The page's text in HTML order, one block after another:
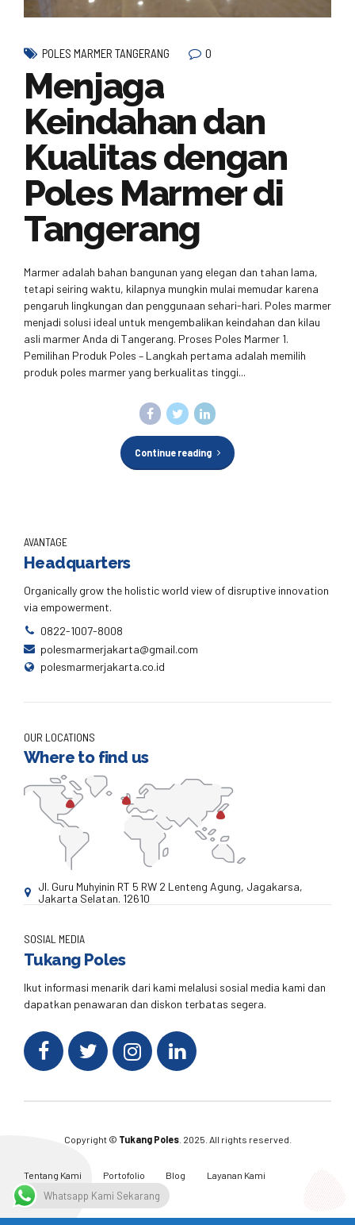
POLES MARMER TANGERANG 0
Menjaga
Keindahan dan
Kualitas dengan
Poles Marmer di
Tangerang
Marmer adalah bahan bangunan yang elegan dan tahan lama,
tetapi seiring waktu, kilapnya mungkin mulai memudar karena
pengaruh lingkungan dan penggunaan sehari-hari. Poles marmer
menjadi solusi ideal untuk mengembalikan keindahan dan kilau
asli marmer Anda di Tangerang. Proses Poles Marmer 1.
Pemilihan Produk Poles – Langkah pertama adalah memilih
produk poles marmer yang berkualitas tinggi...
Continue reading
AVANTAGE
Headquarters
Organically grow the holistic world view of disruptive innovation
via empowerment.
0822-1007-8008
polesmarmerjakarta@gmail.com
polesmarmerjakarta.co.id
OUR LOCATIONS
Where to find us
Jl. Guru Muhyinin RT 5 RW 2 Lenteng Agung, Jagakarsa,
Jakarta Selatan. 12610
SOSIAL MEDIA
Tukang Poles
Ikut informasi menarik dari kami melalusi sosial media kami dan
dapatkan penawaran dan diskon terbatas segera.
Copyright © Tukang Poles. 2025. All rights reserved.
Tentang Kami Portofolio Blog
Layanan Kami
Kontak Kami
Whatsapp Kami Sekarang